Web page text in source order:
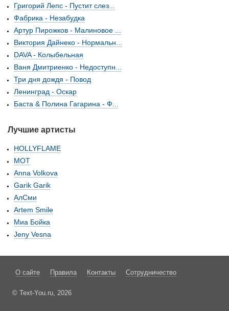
Григорий Лепс - Пустит слез...
Фабрика - Незабудка
Артур Пирожков - Малиновое ...
Виктория Дайнеко - Нормальн...
DAVA - Колыбельная
Ваня Дмитриенко - Недоступн...
Три дня дождя - Повод
Ленинград - Оскар
Баста & Полина Гагарина - Ф...
Лучшие артисты
HOLLYFLAME
МОТ
Anna Volkova
Garik Garik
АлСми
Artem Smile
Миа Бойка
Jeny Vesna
О сайте Правила Контакты Сотрудничество
© Text-You.ru, 2026